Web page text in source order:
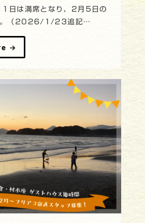
日は満席となり、2月5日の
。（2026/1/23追記…
→